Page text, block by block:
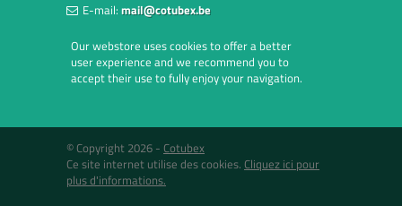
E-mail: mail@cotubex.be
Our webstore uses cookies to offer a better
user experience and we recommend you to
accept their use to fully enjoy your navigation.
© Copyright 2026 - Cotubex
Ce site internet utilise des cookies. Cliquez ici pour
plus d'informations.